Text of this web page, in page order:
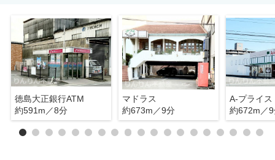
徳島大正銀行ATM
約591m／8分
マドラス
約673m／9分
A-プライス
約672m／